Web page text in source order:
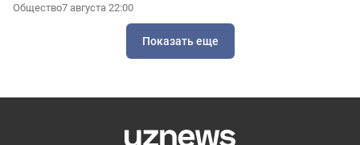
Общество7 августа 22:00
Показать еще